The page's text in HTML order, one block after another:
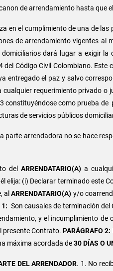
de arrendamiento hasta que el
en el cumplimiento de una de
de arrendamiento vigentes al
dará lugar a exigir
Código Civil Colombiano. Este
entregado el paz y salvo
requerimiento privado
constituyéndose como prueba de
de servicios públicos
parte arrendadora no se hace
delARRENDATARIO(A) a
elija: (i) Declarar terminado
alARRENDATARIO(A) y/o
1: Son causales de terminación
y el incumplimiento
presente Contrato. PARÁGRAFO 2:
máxima acordada de30 DÍAS O
DEL ARRENDADOR. 1. No